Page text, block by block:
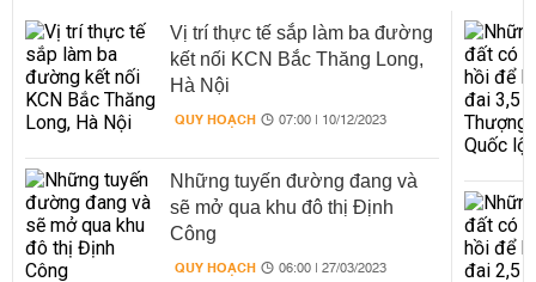
Vị trí thực tế sắp làm ba đường
kết nối KCN Bắc Thăng Long,
Hà Nội
QUY HOẠCH 07:00 | 10/12/2023
Những tuyến đường đang và
sẽ mở qua khu đô thị Định
Công
QUY HOẠCH 06:00 | 27/03/2023